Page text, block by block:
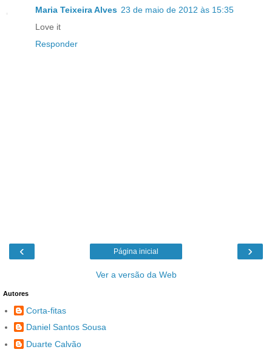
Maria Teixeira Alves 23 de maio de 2012 às 15:35
Love it
Responder
‹ ›
Página inicial
Ver a versão da Web
Autores
Corta-fitas
Daniel Santos Sousa
Duarte Calvão